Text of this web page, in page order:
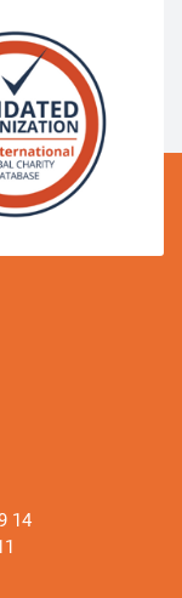
14